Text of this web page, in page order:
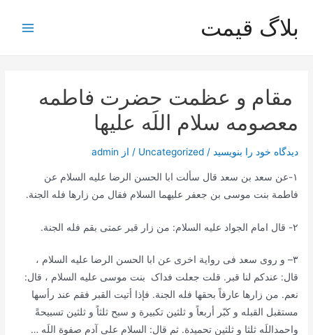
محتوا
بلاگ قیمت
مقام و عظمت حضرت فاطمه
معصومه سلام اللَه عليها
دیدگاه‌ خود را بنویسید /
Uncategorized / از admin
١- عن سعد بن سعد قال سألت ابا الحسن الرضا علیه السلام عن
فاطمة بنت موسی بن جعفر علیهما السلام فقال من زارها فله الجنة.
٢- قال امام الجواد علیه السلام: من زار قبر عمتی بقم فله الجنة.
٣– و روی سعد فی روایة اخری عن ابا الحسن الرضا علیه السلام ،
قال: عندکم لنا قبر. قلت جعلت فداک بنت موسی علیه السلام ، قال:
نعم. من زارها عارفاً بحقها فله الجنة. فإذا أتیت القبر فقم عند رأسها
مستقبل القبله و کبّر أربعاً و ثلثین تکبیرة و سبح ثلثاً و ثلثین تسبیحةً
واحمداللَه ثلثا و ثلثین تحمیدة. ثم قال: السلام علی آدم صفوة اللَه …